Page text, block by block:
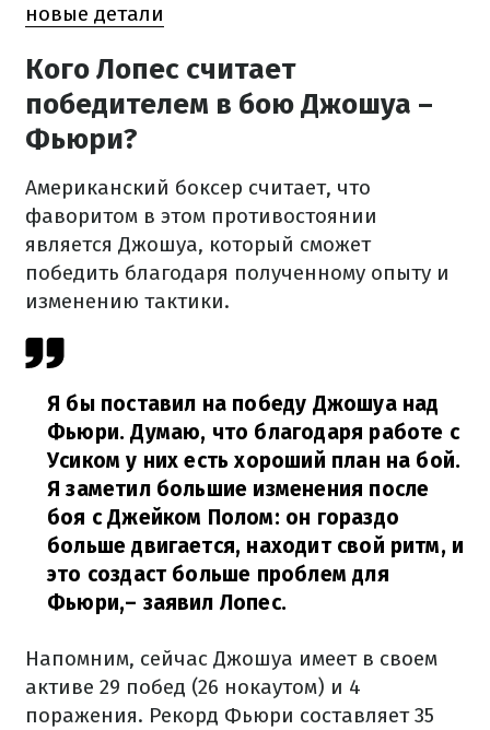
новые детали
Кого Лопес считает
победителем в бою Джошуа –
Фьюри?
Американский боксер считает, что
фаворитом в этом противостоянии
является Джошуа, который сможет
победить благодаря полученному опыту и
изменению тактики.
Я бы поставил на победу Джошуа над
Фьюри. Думаю, что благодаря работе с
Усиком у них есть хороший план на бой.
Я заметил большие изменения после
боя с Джейком Полом: он гораздо
больше двигается, находит свой ритм, и
это создаст больше проблем для
Фьюри,– заявил Лопес.
Напомним, сейчас Джошуа имеет в своем
активе 29 побед (26 нокаутом) и 4
поражения. Рекорд Фьюри составляет 35